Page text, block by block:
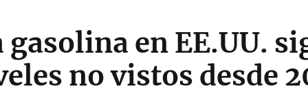
en EE.UU.
no vistos desde